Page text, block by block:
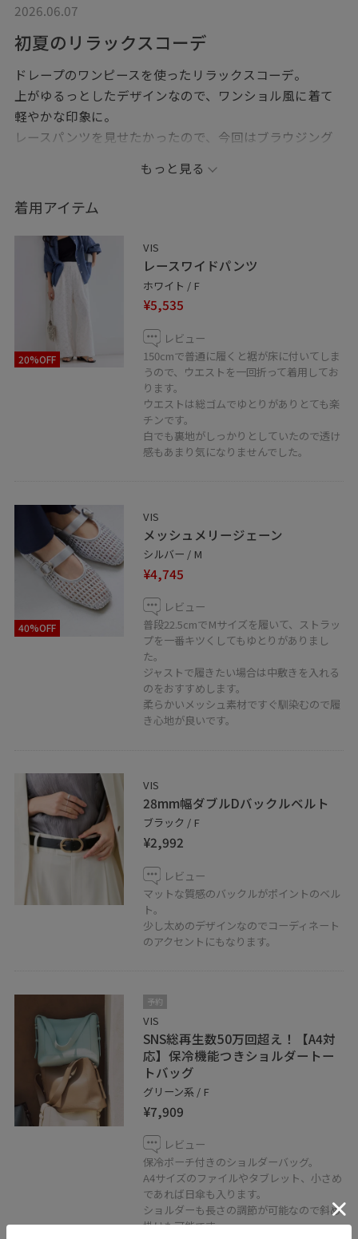
2026.06.07
初夏のリラックスコーデ
ドレープのワンピースを使ったリラックスコーデ。
上がゆるっとしたデザインなので、ワンショル風に着て
軽やかな印象に。
レースパンツを見せたかったので、今回はブラウジング
※記載の無いアイテムはスタッフの私物です。
LINEで在庫のお問い合わせや商品、
コーディネートのご相談など是非お気軽に
お問い合わせくださいませ。
LINEでアトレ大井町VISスタッフにご相談は
【友だち追加】をタップ！！
もっと見る
着用アイテム
20%OFF
VIS
レースワイドパンツ
ホワイト / F
¥5,535
レビュー
150cmで普通に履くと裾が床に付いてしま
うので、ウエストを一回折って着用してお
ります。
ウエストは総ゴムでゆとりがありとても楽
チンです。
白でも裏地がしっかりとしていたので透け
感もあまり気になりませんでした。
40%OFF
VIS
メッシュメリージェーン
シルバー / M
¥4,745
レビュー
普段22.5cmでMサイズを履いて、ストラッ
プを一番キツくしてもゆとりがありまし
た。
ジャストで履きたい場合は中敷きを入れる
のをおすすめします。
柔らかいメッシュ素材ですぐ馴染むので履
き心地が良いです。
VIS
28mm幅ダブルDバックルベルト
ブラック / F
¥2,992
レビュー
マットな質感のバックルがポイントのベル
ト。
少し太めのデザインなのでコーディネート
のアクセントにもなります。
予約
VIS
SNS総再生数50万回超え！【A4対
応】保冷機能つきショルダートー
トバッグ
グリーン系 / F
¥7,909
レビュー
保冷ポーチ付きのショルダーバッグ。
A4サイズのファイルやタブレット、小さめ
であれば日傘も入ります。
ショルダーも長さの調節が可能なので斜め
掛けも可能です。